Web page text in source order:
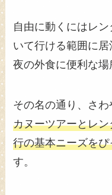
自由に動くにはレ
いて行ける範囲に居
夜の外食に便利な場
その名の通り、さ
カヌーツアーとレ
行の基本ニーズを
す。